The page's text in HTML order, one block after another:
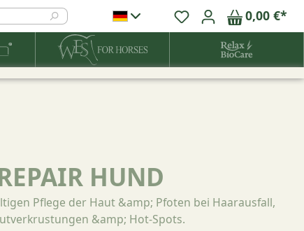
0,00 €*
HUND
Pflege der Haut &amp; Pfoten bei Haarausfall,
&amp; Hot-Spots.